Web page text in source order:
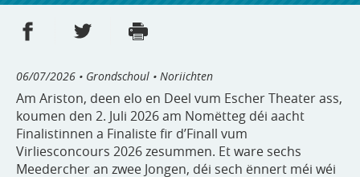
Partager sur Facebook
Partager sur Twitter
06/07/2026 • Grondschoul • Noriichten
Am Ariston, deen elo en Deel vum Escher Theater ass,
koumen den 2. Juli 2026 am Nomëtteg déi aacht
Finalistinnen a Finaliste fir d’Finall vum
Virliesconcours 2026 zesummen. Et ware sechs
Meedercher an zwee Jongen, déi sech ënnert méi wéi